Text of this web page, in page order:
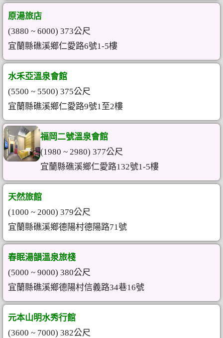
原湯旅店
(3880 ~ 6000) 373公尺
宜蘭縣礁溪鄉仁愛路6號1-5樓
水禾亞溫泉會館
(5500 ~ 5500) 375公尺
宜蘭縣礁溪鄉仁愛路9號1至2樓
福岡二號溫泉會館
(1980 ~ 2980) 377公尺
宜蘭縣礁溪鄉仁愛路132號1-5樓
天然旅館
(1000 ~ 2000) 379公尺
宜蘭縣礁溪鄉德陽村德陽路71號
春眠湯韻溫泉旅棧
(5000 ~ 9000) 380公尺
宜蘭縣礁溪鄉德陽村信義路34巷16號
元本山明水秀行館
(3600 ~ 7000) 382公尺